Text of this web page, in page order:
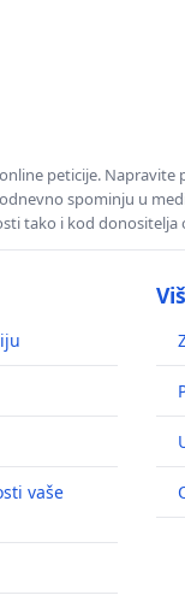
peticije.
spominju u
tako i kod donositelja
vaše